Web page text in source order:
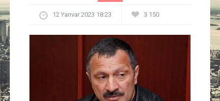
Güney Azərbaycan
Mədəniyyət
Müsahibə
12 Yanvar 2023 18:23 3 150